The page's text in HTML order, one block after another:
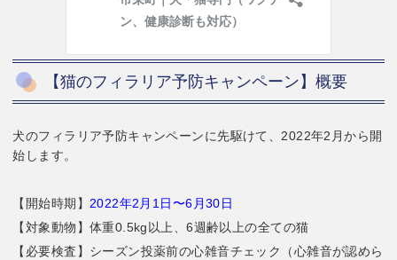
【猫のフィラリア予防キャンペーン】概要
犬のフィラリア予防キャンペーンに先駆けて、2022年2月から開
始します。
【開始時期】 2022年2月1日〜6月30日
【対象動物】体重0.5kg以上、6週齢以上の全ての猫
【必要検査】シーズン投薬前の心雑音チェック（心雑音が認めら